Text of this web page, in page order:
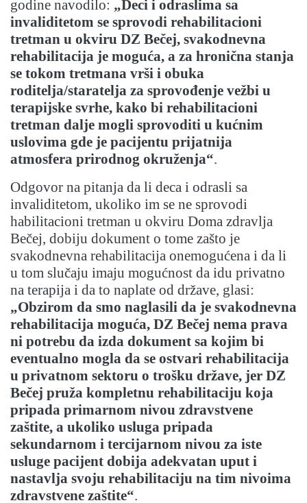
godine navodilo: „Deci i odraslima sa
invaliditetom se sprovodi rehabilitacioni
tretman u okviru DZ Bečej, svakodnevna
rehabilitacija je moguća, a za hronična stanja
se tokom tretmana vrši i obuka
roditelja/staratelja za sprovođenje vežbi u
terapijske svrhe, kako bi rehabilitacioni
tretman dalje mogli sprovoditi u kućnim
uslovima gde je pacijentu prijatnija
atmosfera prirodnog okruženja“.
Odgovor na pitanja da li deca i odrasli sa
invaliditetom, ukoliko im se ne sprovodi
habilitacioni tretman u okviru Doma zdravlja
Bečej, dobiju dokument o tome zašto je
svakodnevna rehabilitacija onemogućena i da li
u tom slučaju imaju mogućnost da idu privatno
na terapija i da to naplate od države, glasi:
„Obzirom da smo naglasili da je svakodnevna
rehabilitacija moguća, DZ Bečej nema prava
ni potrebu da izda dokument sa kojim bi
eventualno mogla da se ostvari rehabilitacija
u privatnom sektoru o trošku države, jer DZ
Bečej pruža kompletnu rehabilitaciju koja
pripada primarnom nivou zdravstvene
zaštite, a ukoliko usluga pripada
sekundarnom i tercijarnom nivou za iste
usluge pacijent dobija adekvatan uput i
nastavlja svoju rehabilitaciju na tim nivoima
zdravstvene zaštite“.